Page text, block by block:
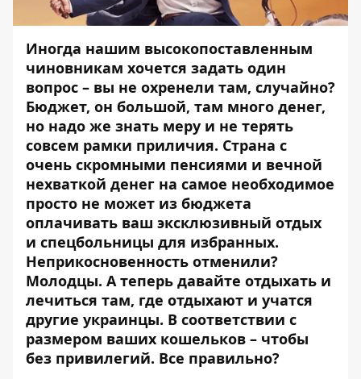
Иногда нашим высокопоставленным
чиновникам хочется задать один
вопрос – вы не охренели там, случайно?
Бюджет, он большой, там много денег,
но надо же знать меру и не терять
совсем рамки приличия. Страна с
очень скромными пенсиями и вечной
нехваткой денег на самое необходимое
просто не может из бюджета
оплачивать ваш эксклюзивный отдых
и спецбольницы для избранных.
Неприкосновенность отменили?
Молодцы. А теперь давайте отдыхать и
лечиться там, где отдыхают и учатся
другие украинцы. В соответствии с
размером ваших кошельков – чтобы
без привилегий. Все правильно?